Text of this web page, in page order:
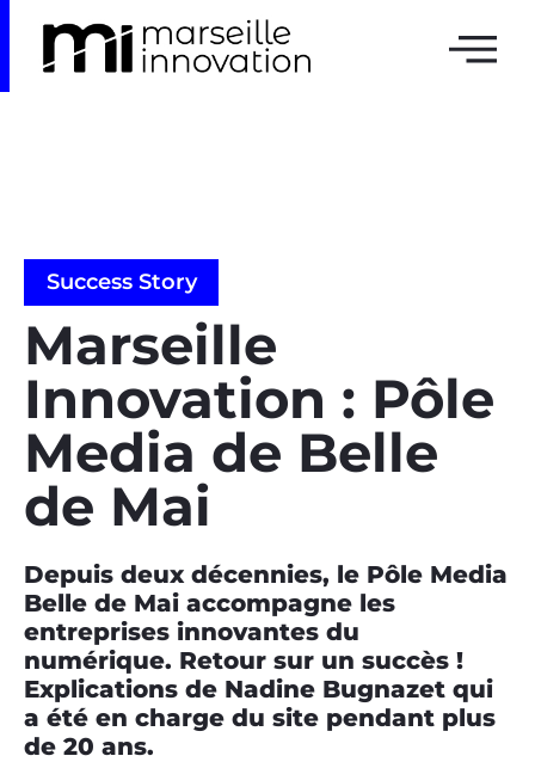
Success Story
Marseille
Innovation : Pôle
Media de Belle
de Mai
Depuis deux décennies, le Pôle Media
Belle de Mai accompagne les
entreprises innovantes du
numérique. Retour sur un succès !
Explications de Nadine Bugnazet qui
a été en charge du site pendant plus
de 20 ans.